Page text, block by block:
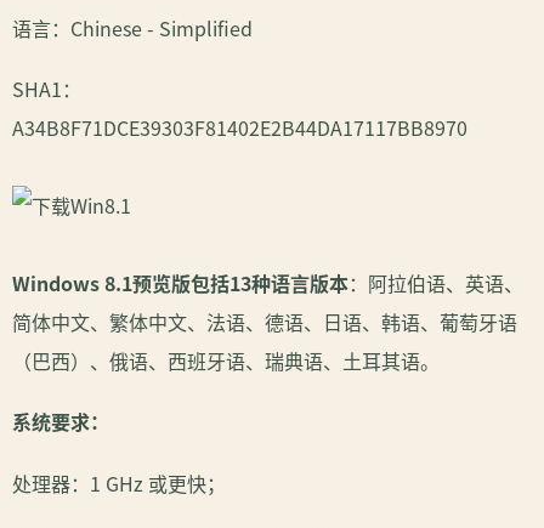
语言：Chinese - Simplified
SHA1：
A34B8F71DCE39303F81402E2B44DA17117BB8970
Windows 8.1预览版包括13种语言版本：阿拉伯语、英语、
简体中文、繁体中文、法语、德语、日语、韩语、葡萄牙语
（巴西）、俄语、西班牙语、瑞典语、土耳其语。
系统要求：
处理器：1 GHz 或更快；